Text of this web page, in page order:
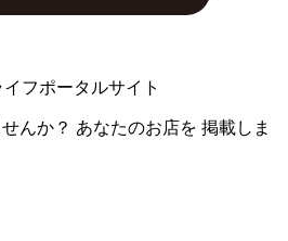
フポータルサイト
んか？ あなたのお店を 掲載しま